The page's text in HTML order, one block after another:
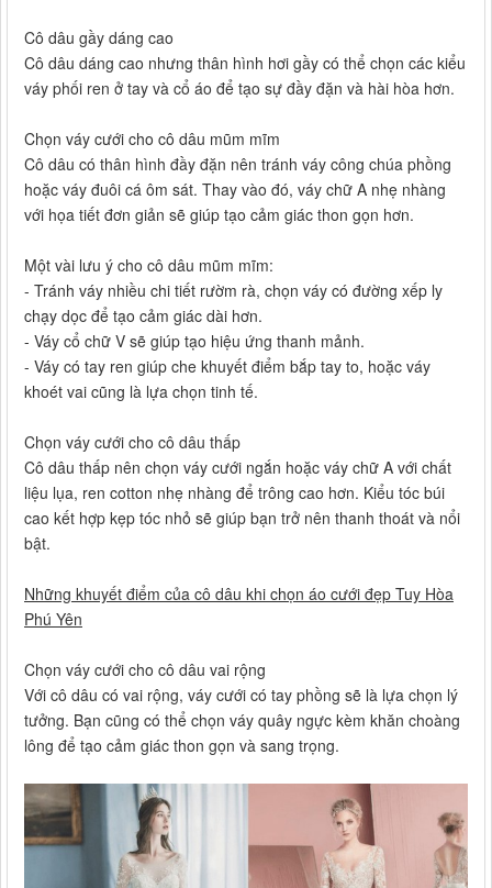
Cô dâu gầy dáng cao
Cô dâu dáng cao nhưng thân hình hơi gầy có thể chọn các kiểu
váy phối ren ở tay và cổ áo để tạo sự đầy đặn và hài hòa hơn.
Chọn váy cưới cho cô dâu mũm mĩm
Cô dâu có thân hình đầy đặn nên tránh váy công chúa phồng
hoặc váy đuôi cá ôm sát. Thay vào đó, váy chữ A nhẹ nhàng
với họa tiết đơn giản sẽ giúp tạo cảm giác thon gọn hơn.
Một vài lưu ý cho cô dâu mũm mĩm:
- Tránh váy nhiều chi tiết rườm rà, chọn váy có đường xếp ly
chạy dọc để tạo cảm giác dài hơn.
- Váy cổ chữ V sẽ giúp tạo hiệu ứng thanh mảnh.
- Váy có tay ren giúp che khuyết điểm bắp tay to, hoặc váy
khoét vai cũng là lựa chọn tinh tế.
Chọn váy cưới cho cô dâu thấp
Cô dâu thấp nên chọn váy cưới ngắn hoặc váy chữ A với chất
liệu lụa, ren cotton nhẹ nhàng để trông cao hơn. Kiểu tóc búi
cao kết hợp kẹp tóc nhỏ sẽ giúp bạn trở nên thanh thoát và nổi
bật.
Những khuyết điểm của cô dâu khi chọn áo cưới đẹp Tuy Hòa
Phú Yên
Chọn váy cưới cho cô dâu vai rộng
Với cô dâu có vai rộng, váy cưới có tay phồng sẽ là lựa chọn lý
tưởng. Bạn cũng có thể chọn váy quây ngực kèm khăn choàng
lông để tạo cảm giác thon gọn và sang trọng.